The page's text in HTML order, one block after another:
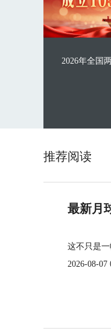
2026年全国
推荐阅读
最新月
这不只是
2026-08-07